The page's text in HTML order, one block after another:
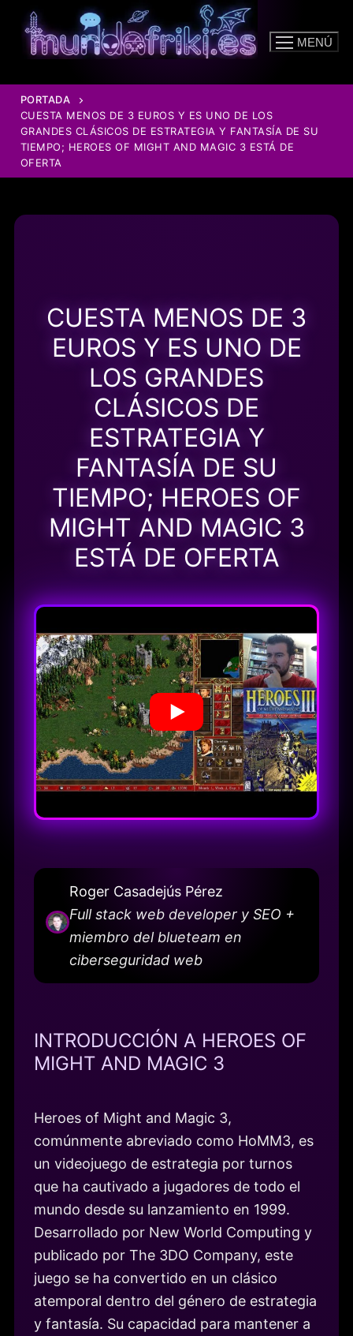
contenido
MENÚ
PORTADA
CUESTA MENOS DE 3 EUROS Y ES UNO DE LOS
GRANDES CLÁSICOS DE ESTRATEGIA Y FANTASÍA DE SU
TIEMPO; HEROES OF MIGHT AND MAGIC 3 ESTÁ DE
OFERTA
CUESTA MENOS DE 3
EUROS Y ES UNO DE
LOS GRANDES
CLÁSICOS DE
ESTRATEGIA Y
FANTASÍA DE SU
TIEMPO; HEROES OF
MIGHT AND MAGIC 3
ESTÁ DE OFERTA
Roger Casadejús Pérez
Full stack web developer y SEO +
miembro del blueteam en
ciberseguridad web
INTRODUCCIÓN A HEROES OF
MIGHT AND MAGIC 3
Heroes of Might and Magic 3,
comúnmente abreviado como HoMM3, es
un videojuego de estrategia por turnos
que ha cautivado a jugadores de todo el
mundo desde su lanzamiento en 1999.
Desarrollado por New World Computing y
publicado por The 3DO Company, este
juego se ha convertido en un clásico
atemporal dentro del género de estrategia
y fantasía. Su capacidad para mantener a